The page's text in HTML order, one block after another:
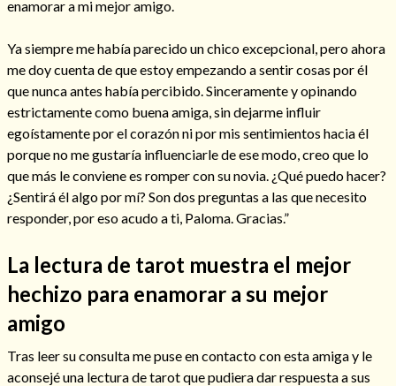
Consulta de tarot online
Hechizo de alejamiento
enamorar a mi mejor amigo.
Ya siempre me había parecido un chico excepcional, pero ahora
me doy cuenta de que estoy empezando a sentir cosas por él
que nunca antes había percibido. Sinceramente y opinando
estrictamente como buena amiga, sin dejarme influir
egoístamente por el corazón ni por mis sentimientos hacia él
porque no me gustaría influenciarle de ese modo, creo que lo
que más le conviene es romper con su novia. ¿Qué puedo hacer?
¿Sentirá él algo por mí? Son dos preguntas a las que necesito
responder, por eso acudo a ti, Paloma. Gracias.”
La lectura de tarot muestra el mejor
hechizo para enamorar a su mejor
amigo
Tras leer su consulta me puse en contacto con esta amiga y le
aconsejé una lectura de tarot que pudiera dar respuesta a sus